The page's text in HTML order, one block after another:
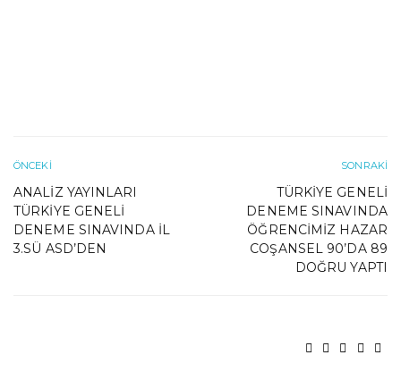
ÖNCEKI
ANALIZ YAYINLARI
TÜRKIYE GENELI
DENEME SINAVINDA İL
3.SÜ ASD’DEN
SONRAKI
TÜRKIYE GENELI
DENEME SINAVINDA
ÖĞRENCIMIZ HAZAR
COŞANSEL 90’DA 89
DOĞRU YAPTI